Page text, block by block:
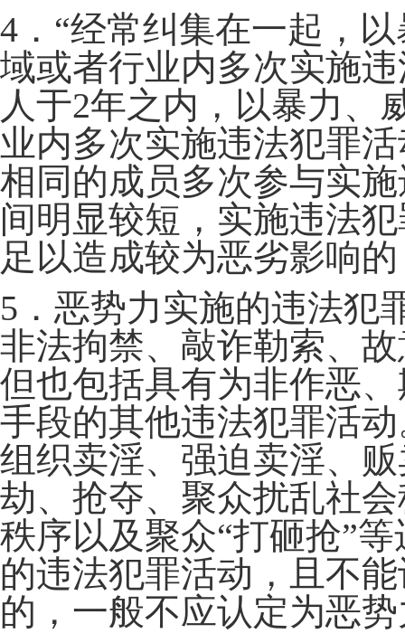
4．“经常纠集在一起，
域或者行业内多次实施
人于2年之内，以暴力、
业内多次实施违法犯罪
相同的成员多次参与实
间明显较短，实施违法
足以造成较为恶劣影响
5．恶势力实施的违法犯
非法拘禁、敲诈勒索、
但也包括具有为非作恶
手段的其他违法犯罪活
组织卖淫、强迫卖淫、
劫、抢夺、聚众扰乱社
秩序以及聚众“打砸抢”
的违法犯罪活动，且不
的，一般不应认定为恶